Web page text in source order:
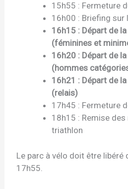
15h55 : Fermeture
16h00 : Briefing
16h15 : Départ de
(féminines et
16h20 : Départ de
(hommes
16h21 : Départ de
(relais)
17h45 : Fermeture
18h15 : Remise
triathlon
Le parc à vélo doit être
17h55.